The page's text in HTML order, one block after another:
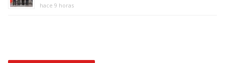
hace 9 horas